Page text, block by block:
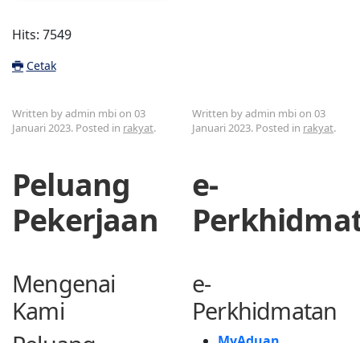
Hits: 7549
Cetak
Written by admin mbi on 03
Januari 2023. Posted in rakyat.
Peluang
Pekerjaan
Mengenai
Kami
Written by admin mbi on 03
Januari 2023. Posted in rakyat.
e-
e-
Perkhidmatan